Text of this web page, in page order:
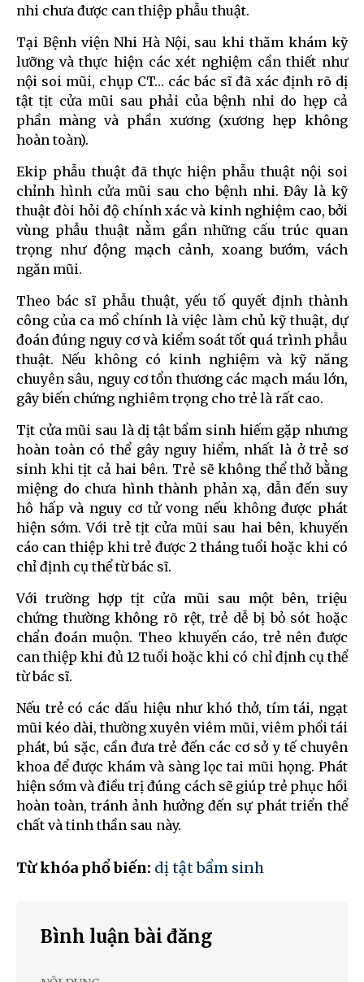
nhi chưa được can thiệp phẫu thuật.
Tại Bệnh viện Nhi Hà Nội, sau khi thăm khám kỹ
lưỡng và thực hiện các xét nghiệm cần thiết như
nội soi mũi, chụp CT… các bác sĩ đã xác định rõ dị
tật tịt cửa mũi sau phải của bệnh nhi do hẹp cả
phần màng và phần xương (xương hẹp không
hoàn toàn).
Ekip phẫu thuật đã thực hiện phẫu thuật nội soi
chỉnh hình cửa mũi sau cho bệnh nhi. Đây là kỹ
thuật đòi hỏi độ chính xác và kinh nghiệm cao, bởi
vùng phẫu thuật nằm gần những cấu trúc quan
trọng như động mạch cảnh, xoang bướm, vách
ngăn mũi.
Theo bác sĩ phẫu thuật, yếu tố quyết định thành
công của ca mổ chính là việc làm chủ kỹ thuật, dự
đoán đúng nguy cơ và kiểm soát tốt quá trình phẫu
thuật. Nếu không có kinh nghiệm và kỹ năng
chuyên sâu, nguy cơ tổn thương các mạch máu lớn,
gây biến chứng nghiêm trọng cho trẻ là rất cao.
Tịt cửa mũi sau là dị tật bẩm sinh hiếm gặp nhưng
hoàn toàn có thể gây nguy hiểm, nhất là ở trẻ sơ
sinh khi tịt cả hai bên. Trẻ sẽ không thể thở bằng
miệng do chưa hình thành phản xạ, dẫn đến suy
hô hấp và nguy cơ tử vong nếu không được phát
hiện sớm. Với trẻ tịt cửa mũi sau hai bên, khuyến
cáo can thiệp khi trẻ được 2 tháng tuổi hoặc khi có
chỉ định cụ thể từ bác sĩ.
Với trường hợp tịt cửa mũi sau một bên, triệu
chứng thường không rõ rệt, trẻ dễ bị bỏ sót hoặc
chẩn đoán muộn. Theo khuyến cáo, trẻ nên được
can thiệp khi đủ 12 tuổi hoặc khi có chỉ định cụ thể
từ bác sĩ.
Nếu trẻ có các dấu hiệu như khó thở, tím tái, ngạt
mũi kéo dài, thường xuyên viêm mũi, viêm phổi tái
phát, bú sặc, cần đưa trẻ đến các cơ sở y tế chuyên
khoa để được khám và sàng lọc tai mũi họng. Phát
hiện sớm và điều trị đúng cách sẽ giúp trẻ phục hồi
hoàn toàn, tránh ảnh hưởng đến sự phát triển thể
chất và tinh thần sau này.
Từ khóa phổ biến: dị tật bẩm sinh
Bình luận bài đăng